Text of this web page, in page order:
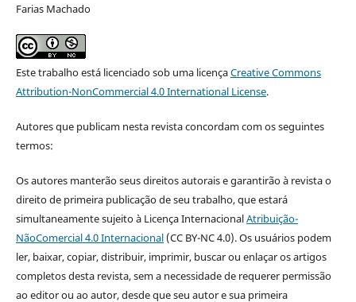
Farias Machado
Este trabalho está licenciado sob uma licençaCreative Commons
Attribution-NonCommercial 4.0 International License.
Autores que publicam nesta revista concordam com os seguintes
termos:
Os autores manterão seus direitos autorais e garantirão à revista o
direito de primeira publicação de seu trabalho, que estará
simultaneamente sujeito à Licença InternacionalAtribuição-
NãoComercial 4.0 Internacional(CC BY-NC 4.0). Os usuários podem
ler, baixar, copiar, distribuir, imprimir, buscar ou enlaçar os artigos
completos desta revista, sem a necessidade de requerer permissão
ao editor ou ao autor, desde que seu autor e sua primeira